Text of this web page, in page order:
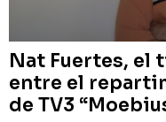
Nat Fuertes, el
entre el
de TV3